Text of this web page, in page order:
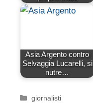
Asia Argento contro
Selvaggia Lucarelli, si
nutre…
Categorie
giornalisti